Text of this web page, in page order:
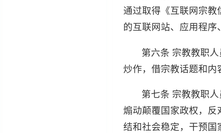
通过取得《互联网宗教
的互联网站、应用程序
第六条 宗教教职
炒作，借宗教话题和内
第七条 宗教教职
煽动颠覆国家政权，反
结和社会稳定，干预国